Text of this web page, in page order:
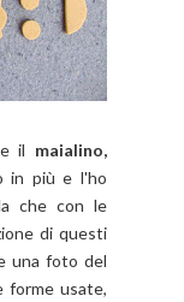
e il maialino,
in più e l'ho
che con le
di questi
una foto del
forme usate,